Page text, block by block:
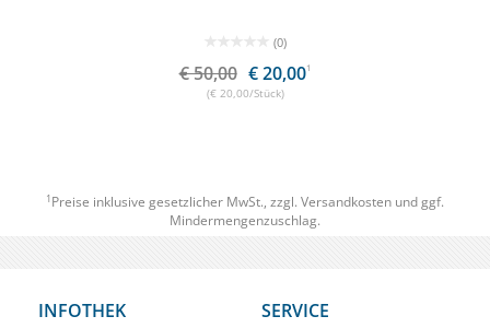
(0)
€ 50,00 € 20,001
(€ 20,00/Stück)
1 Preise inklusive gesetzlicher MwSt., zzgl. Versandkosten und ggf.
Mindermengenzuschlag.
INFOTHEK SERVICE